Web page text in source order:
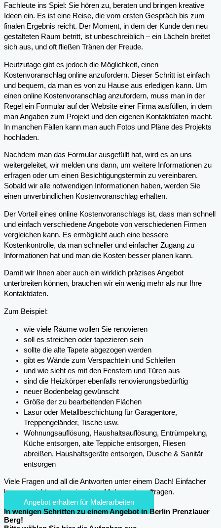
Fachleute ins Spiel: Sie hören zu, beraten und bringen kreative
Ideen ein. Es ist eine Reise, die vom ersten Gespräch bis zum
finalen Ergebnis reicht. Der Moment, in dem der Kunde den neu
gestalteten Raum betritt, ist unbeschreiblich – ein Lächeln breitet
sich aus, und oft fließen Tränen der Freude.
Heutzutage gibt es jedoch die Möglichkeit, einen
Kostenvoranschlag online anzufordern. Dieser Schritt ist einfach
und bequem, da man es von zu Hause aus erledigen kann. Um
einen online Kostenvoranschlag anzufordern, muss man in der
Regel ein Formular auf der Website einer Firma ausfüllen, in dem
man Angaben zum Projekt und den eigenen Kontaktdaten macht.
In manchen Fällen kann man auch Fotos und Pläne des Projekts
hochladen.
Nachdem man das Formular ausgefüllt hat, wird es an uns
weitergeleitet, wir melden uns dann, um weitere Informationen zu
erfragen oder um einen Besichtigungstermin zu vereinbaren.
Sobald wir alle notwendigen Informationen haben, werden Sie
einen unverbindlichen Kostenvoranschlag erhalten.
Der Vorteil eines online Kostenvoranschlags ist, dass man schnell
und einfach verschiedene Angebote von verschiedenen Firmen
vergleichen kann. Es ermöglicht auch eine bessere
Kostenkontrolle, da man schneller und einfacher Zugang zu
Informationen hat und man die Kosten besser planen kann.
Damit wir Ihnen aber auch ein wirklich präzises Angebot
unterbreiten können, brauchen wir ein wenig mehr als nur Ihre
Kontaktdaten.
Zum Beispiel:
wie viele Räume wollen Sie renovieren
soll es streichen oder tapezieren sein
sollte die alte Tapete abgezogen werden
gibt es Wände zum Verspachteln und Schleifen
und wie sieht es mit den Fenstern und Türen aus
sind die Heizkörper ebenfalls renovierungsbedürftig
neuer Bodenbelag gewünscht
Größe der zu bearbeitenden Flächen
Lasur oder Metallbeschichtung für Garagentore,
Treppengeländer, Tische usw.
Wohnungsauflösung, Haushaltsauflösung, Entrümpelung,
Küche entsorgen, alte Teppiche entsorgen, Fliesen
abreißen, Haushaltsgeräte entsorgen, Dusche & Sanitär
entsorgen
Viele Fragen und all die Antworten unter einem Dach! Einfacher
kann es nicht mehr sein, einen Maler zu beauftragen.
Angebot erhalten für Malerarbeiten
In wenigen Schritten zu einem Angebot in Berlin Prenzlauer
Berg!